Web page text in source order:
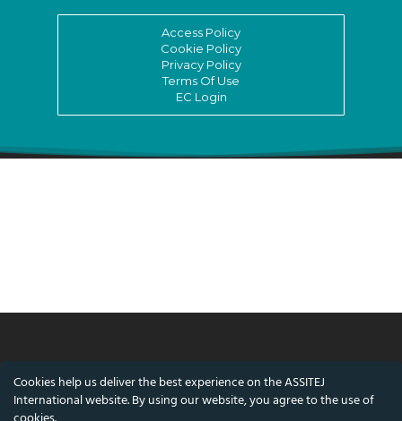
Access Policy
Cookie Policy
Privacy Policy
Terms Of Use
EC Login
© ASSITEJ International - International
Association of Theatre & Performing Arts for
Cookies help us deliver the best experience on the ASSITEJ
International website. By using our website, you agree to the use of